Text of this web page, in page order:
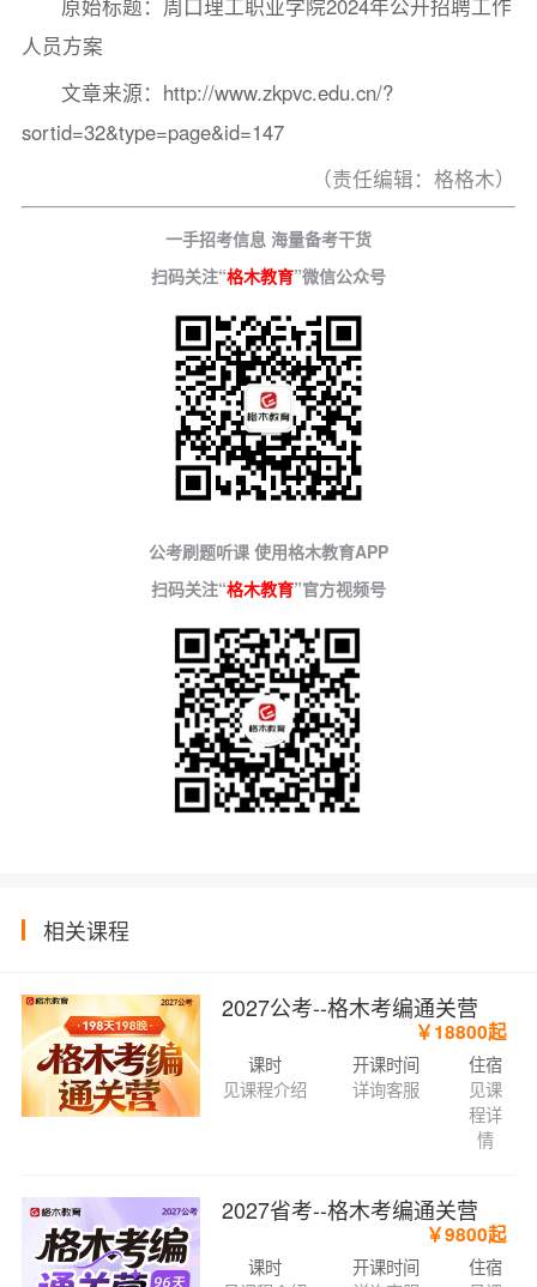
人员方案
文章来源：http://www.zkpvc.edu.cn/?
sortid=32&type=page&id=147
（责任编辑：格格木）
一手招考信息 海量备考干货
扫码关注“格木教育”微信公众号
公考刷题听课 使用格木教育APP
扫码关注“格木教育”官方视频号
相关课程
2027公考--格木考编通关营
￥18800起
课时
见课程介绍
开课时间
详询客服
住宿
见课
程详
情
2027省考--格木考编通关营
￥9800起
课时
开课时间
住宿